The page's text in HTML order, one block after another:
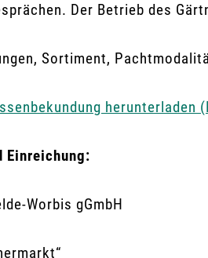
Der Betrieb des
Sortiment,
herunterladen
Einreichung:
Worbis gGmbH